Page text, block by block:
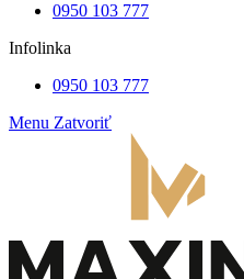
0950 103 777
Infolinka
0950 103 777
Menu Zatvoriť